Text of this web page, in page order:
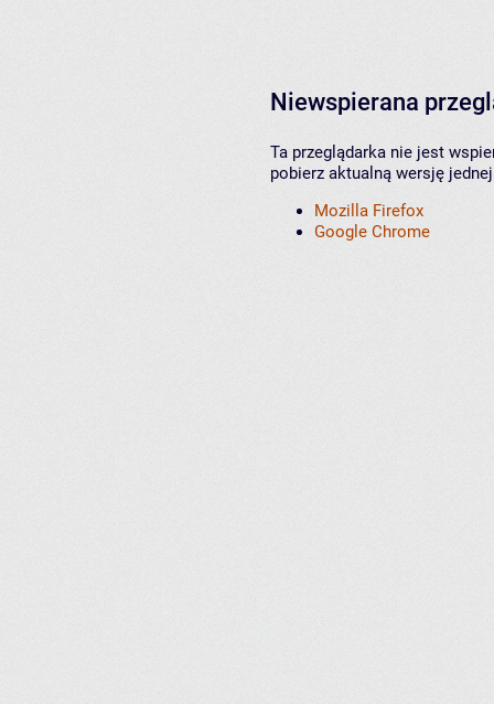
Niewspierana
Ta przeglądarka nie jest
pobierz aktualną wersję
Mozilla Firefox
Google Chrome